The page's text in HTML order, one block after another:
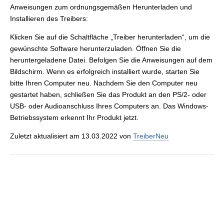
Anweisungen zum ordnungsgemäßen Herunterladen und
Installieren des Treibers:
Klicken Sie auf die Schaltfläche „Treiber herunterladen“, um die
gewünschte Software herunterzuladen. Öffnen Sie die
heruntergeladene Datei. Befolgen Sie die Anweisungen auf dem
Bildschirm. Wenn es erfolgreich installiert wurde, starten Sie
bitte Ihren Computer neu. Nachdem Sie den Computer neu
gestartet haben, schließen Sie das Produkt an den PS/2- oder
USB- oder Audioanschluss Ihres Computers an. Das Windows-
Betriebssystem erkennt Ihr Produkt jetzt.
Zuletzt aktualisiert am 13.03.2022 von TreiberNeu